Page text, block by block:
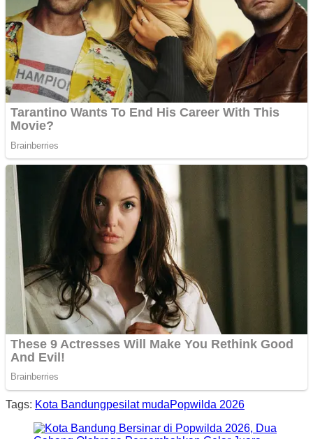
Tags: Kota Bandungpesilat mudaPopwilda 2026